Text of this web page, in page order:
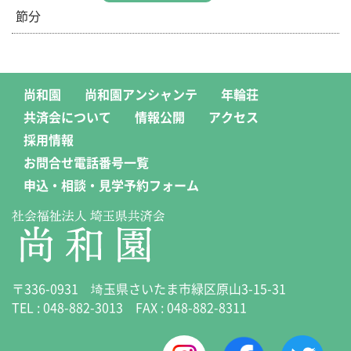
節分
尚和園 尚和園アンシャンテ
年輪荘
共済会について
情報公開
アクセス
採用情報
お問合せ電話番号一覧
申込・相談・見学予約フォーム
〒336-0931 埼玉県さいたま市緑区原山3-15-31
TEL :048-882-3013 FAX : 048-882-8311